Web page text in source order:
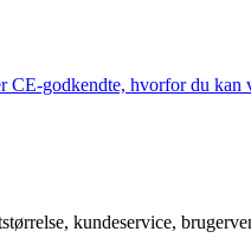
godkendte, hvorfor du
kundeservice,